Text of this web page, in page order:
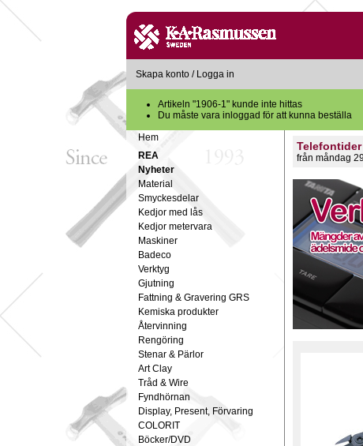
Skapa konto / Logga in
Artikeln "1906-1" kunde inte hittas
Du måste vara inloggad för att kunna beställa
Hem
REA
Nyheter
Material
Smyckesdelar
Kedjor med lås
Kedjor metervara
Maskiner
Badeco
Verktyg
Gjutning
Fattning & Gravering GRS
Kemiska produkter
Återvinning
Rengöring
Stenar & Pärlor
Art Clay
Tråd & Wire
Fyndhörnan
Display, Present, Förvaring
COLORIT
Böcker/DVD
från måndag